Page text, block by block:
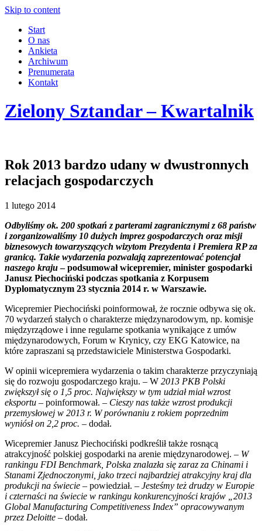
Skip to content
Start
O nas
Ankieta
Archiwum
Prenumerata
Kontakt
Zielony Sztandar – Kwartalnik
Rok 2013 bardzo udany w dwustronnych
relacjach gospodarczych
1 lutego 2014
Odbyliśmy ok. 200 spotkań z parterami zagranicznymi z 68 państw
i zorganizowaliśmy 10 dużych imprez gospodarczych oraz misji
biznesowych towarzyszących wizytom Prezydenta i Premiera RP za
granicą. Takie wydarzenia pozwalają zaprezentować potencjał
naszego kraju– podsumował wicepremier, minister gospodarki
Janusz Piechociński podczas spotkania z Korpusem
Dyplomatycznym 23 stycznia 2014 r. w Warszawie.
Wicepremier Piechociński poinformował, że rocznie odbywa się ok.
70 wydarzeń stałych o charakterze międzynarodowym, np. komisje
międzyrządowe i inne regularne spotkania wynikające z umów
międzynarodowych, Forum w Krynicy, czy EKG Katowice, na
które zapraszani są przedstawiciele Ministerstwa Gospodarki.
W opinii wicepremiera wydarzenia o takim charakterze przyczyniają
się do rozwoju gospodarczego kraju. – W 2013 PKB Polski
zwiększył się o 1,5 proc. Największy w tym udział miał wzrost
eksportu – poinformował. – Cieszy nas także wzrost produkcji
przemysłowej w 2013 r. W porównaniu z rokiem poprzednim
wyniósł on 2,2 proc. – dodał.
Wicepremier Janusz Piechociński podkreślił także rosnącą
atrakcyjność polskiej gospodarki na arenie międzynarodowej. – W
rankingu FDI Benchmark, Polska znalazła się zaraz za Chinami i
Stanami Zjednoczonymi, jako trzeci najbardziej atrakcyjny kraj dla
produkcji na świecie – powiedział. – Jesteśmy też drudzy w Europie
i czternaści na świecie w rankingu konkurencyjności krajów „2013
Global Manufacturing Competitiveness Index” opracowywanym
przez Deloitte – dodał.